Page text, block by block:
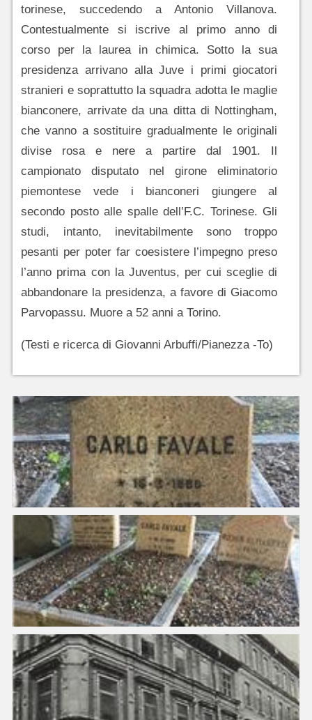
torinese, succedendo a Antonio Villanova.
Contestualmente si iscrive al primo anno di
corso per la laurea in chimica. Sotto la sua
presidenza arrivano alla Juve i primi giocatori
stranieri e soprattutto la squadra adotta le maglie
bianconere, arrivate da una ditta di Nottingham,
che vanno a sostituire gradualmente le originali
divise rosa e nere a partire dal 1901. Il
campionato disputato nel girone eliminatorio
piemontese vede i bianconeri giungere al
secondo posto alle spalle dell’F.C. Torinese. Gli
studi, intanto, inevitabilmente sono troppo
pesanti per poter far coesistere l’impegno preso
l’anno prima con la Juventus, per cui sceglie di
abbandonare la presidenza, a favore di Giacomo
Parvopassu. Muore a 52 anni a Torino.
(Testi e ricerca di Giovanni Arbuffi/Pianezza -To)